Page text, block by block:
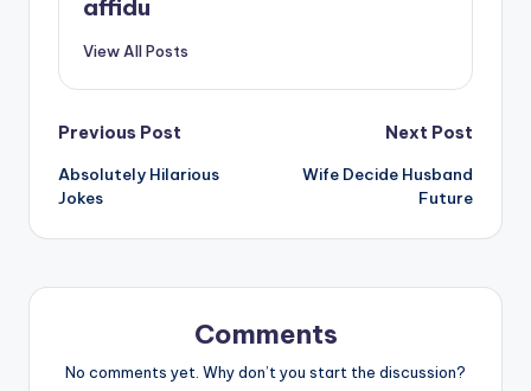
affidu
View All Posts
Post
navigation
Previous Post
Absolutely Hilarious
Jokes
Next Post
Wife Decide Husband
Future
Comments
No comments yet. Why don’t you start the discussion?